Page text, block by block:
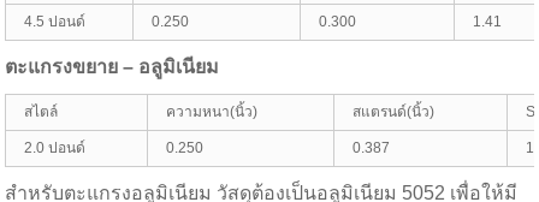
4.5 ปอนด์ 0.250 0.300 1.41
ตะแกรงขยาย – อลูมิเนียม
สไตล์ ความหนา(นิ้ว) สแตรนด์(นิ้ว)
2.0 ปอนด์ 0.250 0.387
สำหรับตะแกรงอลูมิเนียม วัสดุต้องเป็นอลูมิเนียม 5052 เพื่อให้มี